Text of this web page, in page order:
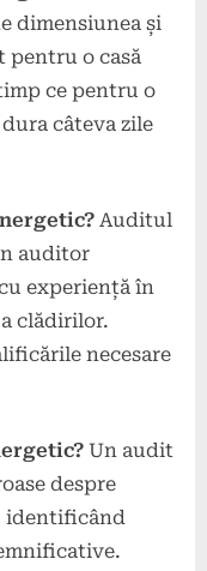
dimensiunea și
o casă
ce pentru o
câteva zile
Auditul
auditor
experiență în
clădirilor.
necesare
Un audit
despre
identificând